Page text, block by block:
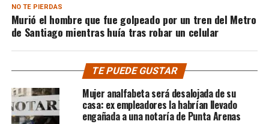
NO TE PIERDAS
Murió el hombre que fue golpeado por un tren del Metro
de Santiago mientras huía tras robar un celular
TE PUEDE GUSTAR
Mujer analfabeta será desalojada de su
casa: ex empleadores la habrían llevado
engañada a una notaría de Punta Arenas